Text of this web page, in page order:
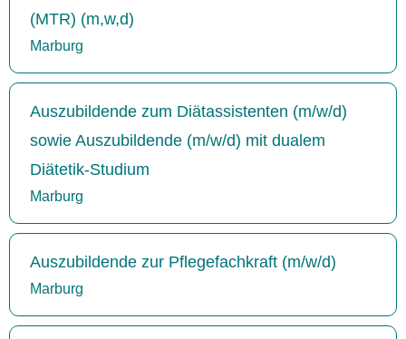
(MTR) (m,w,d)
Marburg
Auszubildende zum Diätassistenten (m/w/d)
sowie Auszubildende (m/w/d) mit dualem
Diätetik-Studium
Marburg
Auszubildende zur Pflegefachkraft (m/w/d)
Marburg